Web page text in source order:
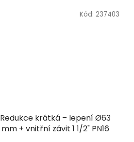
Redukce krátká – lepení Ø63
mm + vnitřní závit 1 1/2" PN16
Kód: 237403